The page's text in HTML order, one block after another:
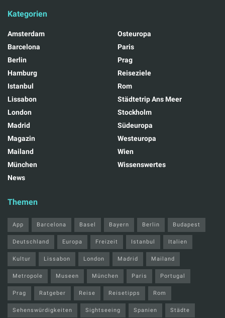
Kategorien
Amsterdam
Barcelona
Berlin
Hamburg
Istanbul
Lissabon
London
Madrid
Magazin
Mailand
München
News
Osteuropa
Paris
Prag
Reiseziele
Rom
Städtetrip Ans Meer
Stockholm
Südeuropa
Westeuropa
Wien
Wissenswertes
Themen
App Barcelona Basel Bayern Berlin Budapest
Deutschland Europa Freizeit Istanbul Italien
Kultur Lissabon London Madrid Mailand
Metropole Museen München Paris Portugal
Prag Ratgeber Reise Reisetipps Rom
Sehenswürdigkeiten Sightseeing Spanien Städte